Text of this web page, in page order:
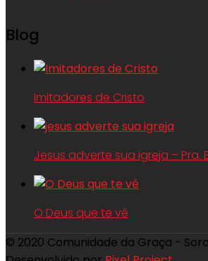
Blog
Imitadores de Cristo
Jesus adverte sua igreja – Pra.
O Deus que te vê
© 2020 Comunidade da Graça -